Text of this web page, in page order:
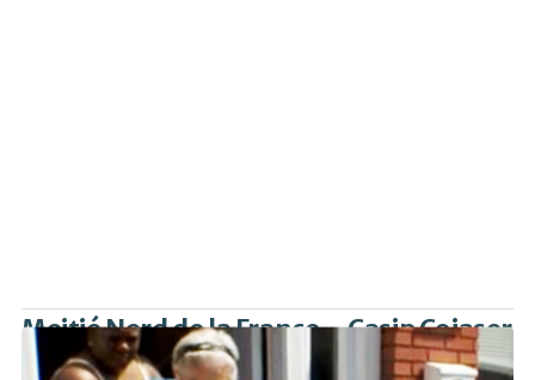
Moitié Nord de la France – Casip Cojasor
La Fondation Casip-Cojasor accompagne les survivants de